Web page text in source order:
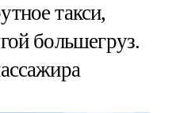
такси,
большегруз.